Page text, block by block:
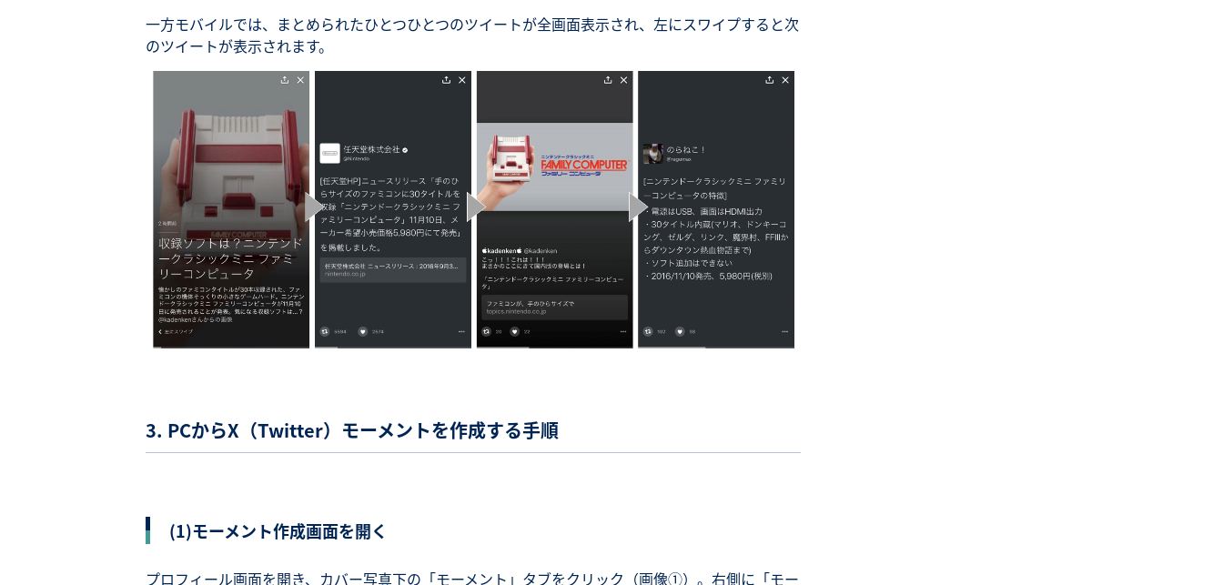
一方モバイルでは、まとめられたひとつひとつのツイートが全画面表示され、左にスワイプすると次
のツイートが表示されます。
3. PCからX（Twitter）モーメントを作成する手順
(1)モーメント作成画面を開く
プロフィール画面を開き、カバー写真下の「モーメント」タブをクリック（画像①）。右側に「モー